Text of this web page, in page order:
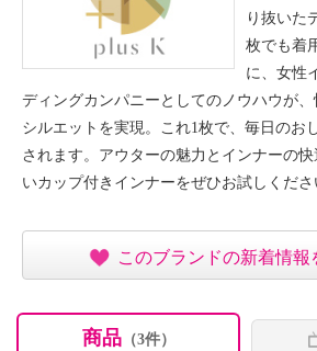
り抜いた
枚でも着
に、女性
ディングカンパニーとしてのノウハウが
シルエットを実現。これ1枚で、毎日のお
されます。アウターの魅力とインナーの
いカップ付きインナーをぜひお試しくださ
このブランドの新着情報
商品（3件）